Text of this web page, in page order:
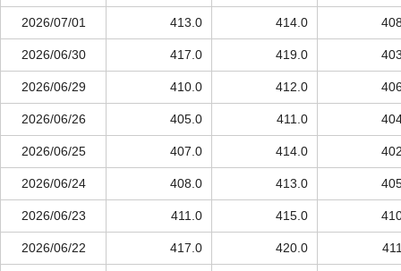
2026/07/01 413.0 414.0
2026/06/30 417.0 419.0
2026/06/29 410.0 412.0
2026/06/26 405.0 411.0
2026/06/25 407.0 414.0
2026/06/24 408.0 413.0
2026/06/23 411.0 415.0
2026/06/22 417.0 420.0